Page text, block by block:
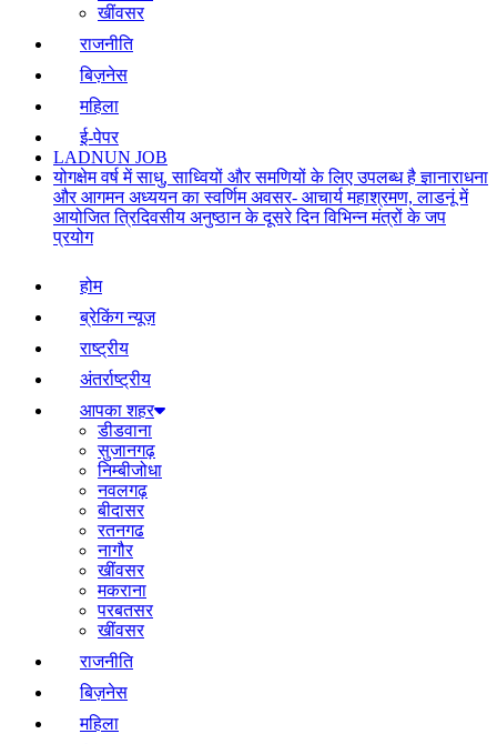
खींवसर
राजनीति
बिज़नेस
महिला
ई-पेपर
LADNUN JOB
योगक्षेम वर्ष में साधु, साध्वियों और समणियों के लिए उपलब्ध है ज्ञानाराधना
और आगमन अध्ययन का स्वर्णिम अवसर- आचार्य महाश्रमण, लाडनूं में
आयोजित त्रिदिवसीय अनुष्ठान के दूसरे दिन विभिन्न मंत्रों के जप
प्रयोग
होम
ब्रेकिंग न्यूज़
राष्ट्रीय
अंतर्राष्ट्रीय
आपका शहर
डीडवाना
सुजानगढ़
निम्बीजोधा
नवलगढ़
बीदासर
रतनगढ
नागौर
खींवसर
मकराना
परबतसर
खींवसर
राजनीति
बिज़नेस
महिला